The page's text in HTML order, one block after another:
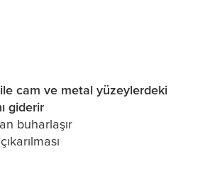
cam ve metal yüzeylerdeki
giderir
buharlaşır